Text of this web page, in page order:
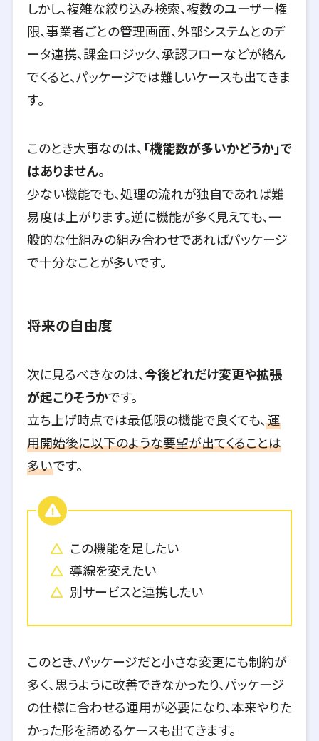
しかし、複雑な絞り込み検索、複数のユーザー権
限、事業者ごとの管理画面、外部システムとのデ
ータ連携、課金ロジック、承認フローなどが絡ん
でくると、パッケージでは難しいケースも出てきま
す。
このとき大事なのは、 「機能数が多いかどうか」で
はありません。
少ない機能でも、処理の流れが独自であれば難
易度は上がります。逆に機能が多く見えても、一
般的な仕組みの組み合わせであればパッケージ
で十分なことが多いです。
将来の自由度
次に見るべきなのは、今後どれだけ変更や拡張
が起こりそうかです。
立ち上げ時点では最低限の機能で良くても、 運
用開始後に以下のような要望が出てくることは
多いです。
この機能を足したい
導線を変えたい
別サービスと連携したい
このとき、パッケージだと小さな変更にも制約が
多く、思うように改善できなかったり、パッケージ
の仕様に合わせる運用が必要になり、本来やりた
かった形を諦めるケースも出てきます。